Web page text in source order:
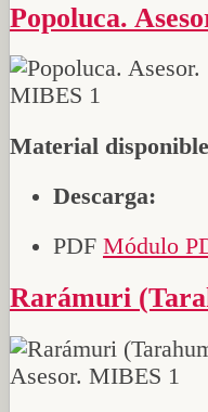
Popoluca.
Material disponible
Descarga:
PDF Módulo
Rarámuri